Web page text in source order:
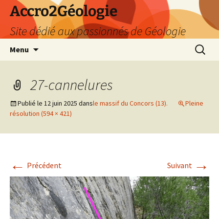
Accro2Géologie
Site dédié aux passionnés de Géologie
Menu
27-cannelures
Publié le 12 juin 2025 dansle massif du Concors (13).
Pleine
résolution (594 × 421)
← Précédent Suivant →